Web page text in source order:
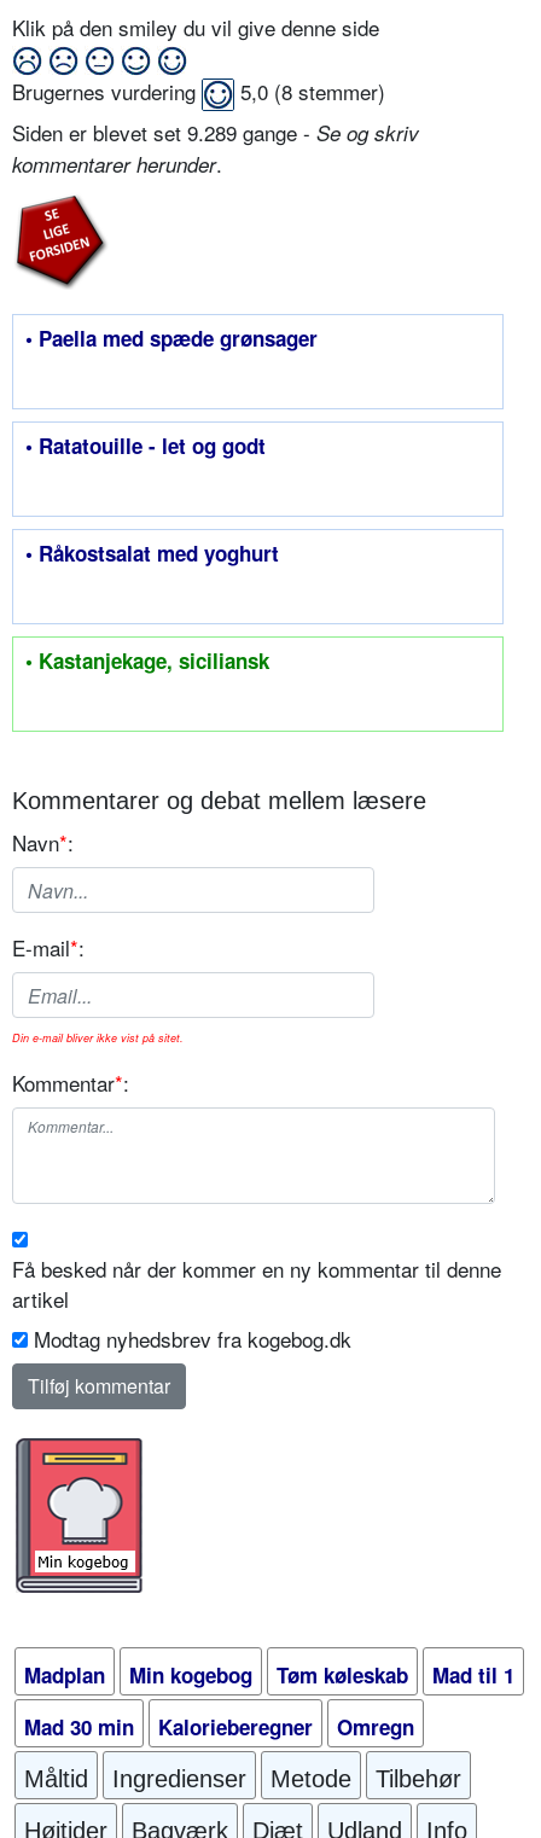
Klik på den smiley du vil give denne side
Brugernes vurdering 5,0 (8 stemmer)
Siden er blevet set 9.289 gange - Se og skriv
kommentarer herunder.
• Paella med spæde grønsager
• Ratatouille - let og godt
• Råkostsalat med yoghurt
• Kastanjekage, siciliansk
Kommentarer og debat mellem læsere
Navn*:
E-mail*:
Din e-mail bliver ikke vist på sitet.
Kommentar*:
Få besked når der kommer en ny kommentar til denne
artikel
Modtag nyhedsbrev fra kogebog.dk
Madplan Min kogebog Tøm køleskab
Mad til 1
Mad 30 min
Kalorieberegner Omregn
Måltid Ingredienser Metode
Tilbehør
Højtider
Bagværk Diæt Udland Info